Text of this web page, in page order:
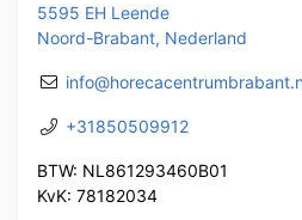
5595 EH Leende
Noord-Brabant, Nederland
+31850509912
BTW: NL861293460B01
KvK: 78182034